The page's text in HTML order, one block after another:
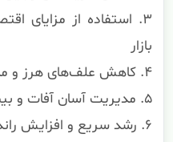
۳. استفاده از مزایای
بازار
۴. کاهش علف‌های هرز و مدیریت آسان آنها
۵. مدیریت آسان آفات و بیماری در مراحل اولیه رشد
۶. رشد سریع و افزایش راندمان محصول